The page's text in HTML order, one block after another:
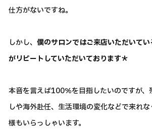
仕方がないですね。
しかし、 僕のサロンではご来店いただいて
がリピートしていただいております＊
本音を言えば100％を目指したいのですが、
しや海外赴任、生活環境の変化などで来れ
様もいらっしゃいます。